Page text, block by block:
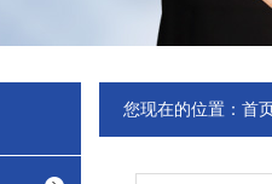
您现在的位置： 首